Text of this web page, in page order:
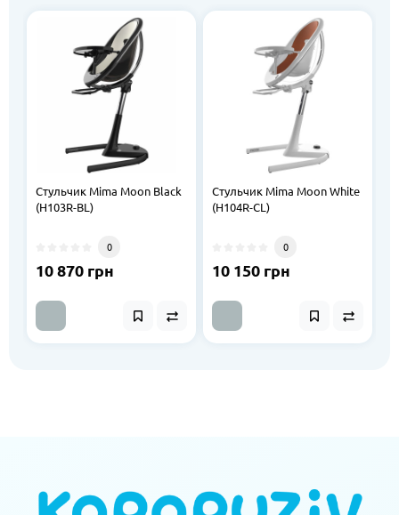
Стульчик Mima Moon Black
(H103R-BL)
0
10 870 грн
Стульчик Mima Moon White
(H104R-CL)
0
10 150 грн